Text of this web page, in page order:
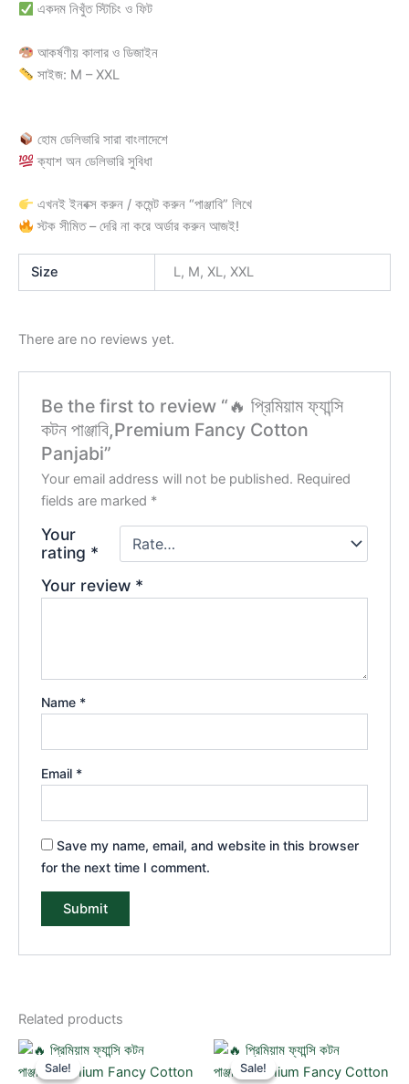
একদম নিখুঁত স্টিচিং ও ফিট
আকর্ষণীয় কালার ও ডিজাইন
সাইজ: M – XXL
হোম ডেলিভারি সারা বাংলাদেশে
ক্যাশ অন ডেলিভারি সুবিধা
এখনই ইনবক্স করুন / কমেন্ট করুন “পাঞ্জাবি” লিখে
স্টক সীমিত – দেরি না করে অর্ডার করুন আজই!
Size L, M, XL, XXL
There are no reviews yet.
Be the first to review “🔥 প্রিমিয়াম ফ্যান্সি
কটন পাঞ্জাবি,Premium Fancy Cotton
Panjabi”
Your email address will not be published. Required
fields are marked *
Your
rating *
Your review *
Name *
Email *
Save my name, email, and website in this browser
for the next time I comment.
Related products
Sale!
Sale!
Original
price
was:
Current
is:
Sale!
Sale!
Original
price
was:
Current
is: